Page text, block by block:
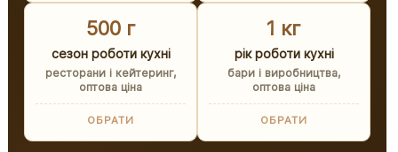
500 г
сезон роботи кухні
ресторани і кейтеринг,
оптова ціна
ОБРАТИ
1 кг
рік роботи кухні
бари і виробництва,
оптова ціна
ОБРАТИ